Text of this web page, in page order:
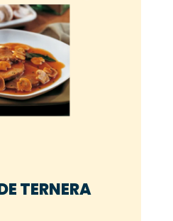
TERNERA